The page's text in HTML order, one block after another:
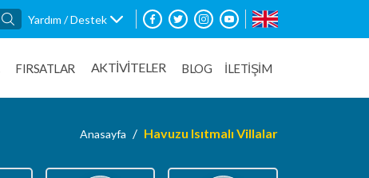
Yardım / Destek
FIRSATLAR AKTİVİTELER BLOG İLETİŞİM
Anasayfa Havuzu Isıtmalı Villalar